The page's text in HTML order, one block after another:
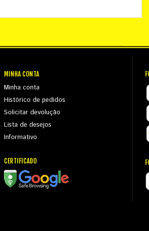
MINHA CONTA
Minha conta
Histórico de pedidos
Solicitar devolução
Lista de desejos
Informativo
CERTIFICADO